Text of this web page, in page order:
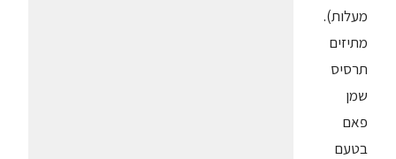
מעלות).
מתיזים
תרסיס
שמן
פאם
בטעם